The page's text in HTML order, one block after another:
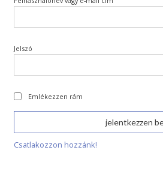
Jelszó
Emlékezzen rám
Csatlakozzon hozzánk!